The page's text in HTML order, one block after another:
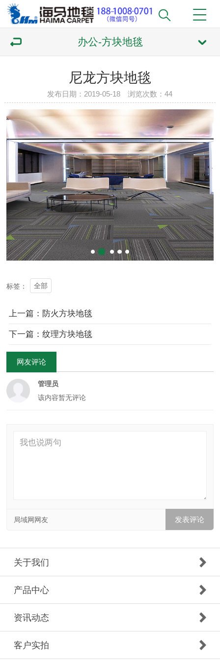
办公-方块地毯
尼龙方块地毯
发布日期：2019-05-18 浏览次数：44
标签： 全部
上一篇：防火方块地毯
下一篇：纹理方块地毯
网友评论
管理员
该内容暂无评论
局域网网友
关于我们
产品中心
资讯动态
客户实拍